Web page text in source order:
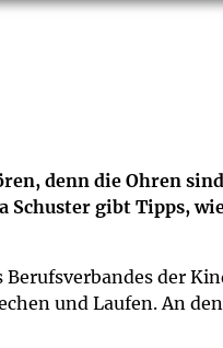
denn die Ohren
Schuster gibt Tipps,
der
und Laufen. An